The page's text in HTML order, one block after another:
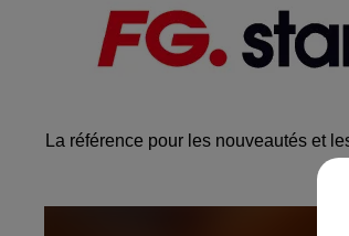
La référence pour les nouveautés et